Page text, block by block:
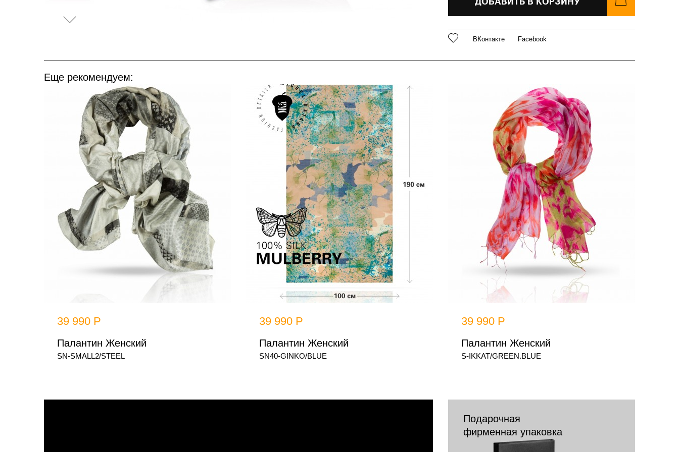
И в принципе, это возможно, ведь размер аксессуара –
200Х100 см. Это прекрасный выбор для женщин и
ДОБАВИТЬ В КОРЗИНУ
ВКонтакте Facebook
Еще рекомендуем:
39 990 Р
Палантин Женский
SN-SMALL2/STEEL
39 990 Р
Палантин Женский
SN40-GINKO/BLUE
39 990 Р
Палантин Женский
S-IKKAT/GREEN.BLUE
Подарочная
фирменная упаковка